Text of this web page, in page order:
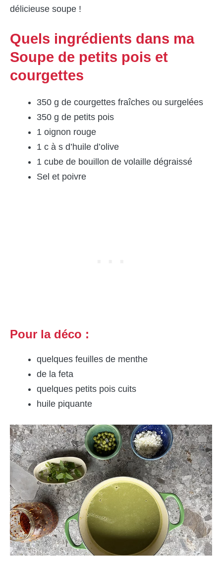
délicieuse soupe !
Quels ingrédients dans ma
Soupe de petits pois et
courgettes
350 g de courgettes fraîches ou surgelées
350 g de petits pois
1 oignon rouge
1 c à s d’huile d’olive
1 cube de bouillon de volaille dégraissé
Sel et poivre
Pour la déco :
quelques feuilles de menthe
de la feta
quelques petits pois cuits
huile piquante